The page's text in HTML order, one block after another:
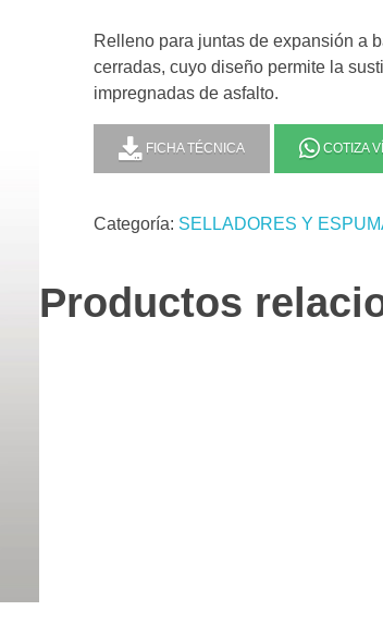
Relleno para juntas de expansión a
cerradas, cuyo diseño permite la
impregnadas de asfalto.
FICHA TÉCNICA COTIZA
Categoría: SELLADORES Y
Productos